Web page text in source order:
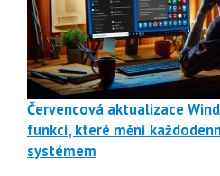
Červencová aktualizace
funkcí, které mění
systémem